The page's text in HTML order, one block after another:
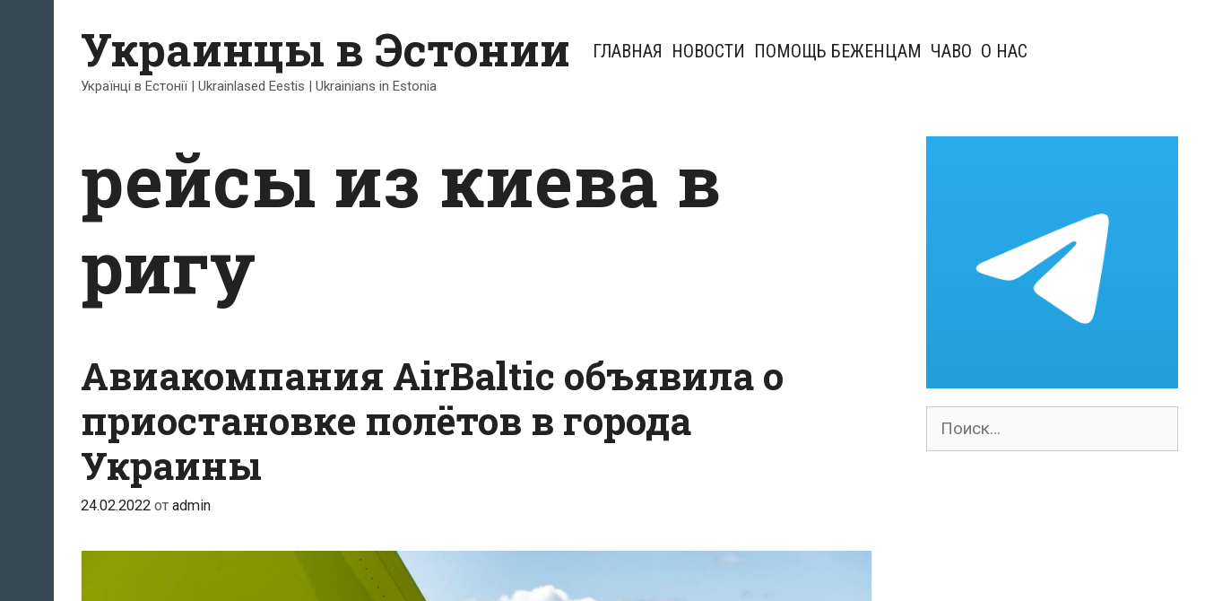
содержимому
Украинцы в Эстонии
Українці в Естонії | Ukrainlased Eestis | Ukrainians in Estonia
ГЛАВНАЯ НОВОСТИ ПОМОЩЬ БЕЖЕНЦАМ ЧАВО О НАС
рейсы из киева в
ригу
Авиакомпания AirBaltic объявила о
приостановке полётов в города
Украины
24.02.2022 от admin
Поиск